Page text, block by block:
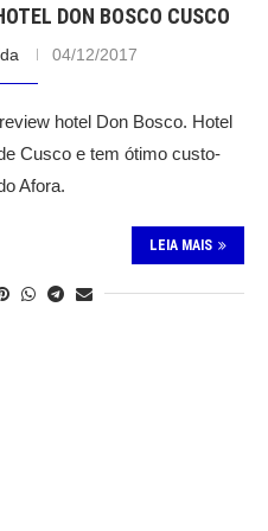
DON BOSCO CUSCO
04/12/2017
hotel Don Bosco. Hotel
Cusco e tem ótimo custo-
Afora.
LEIA MAIS